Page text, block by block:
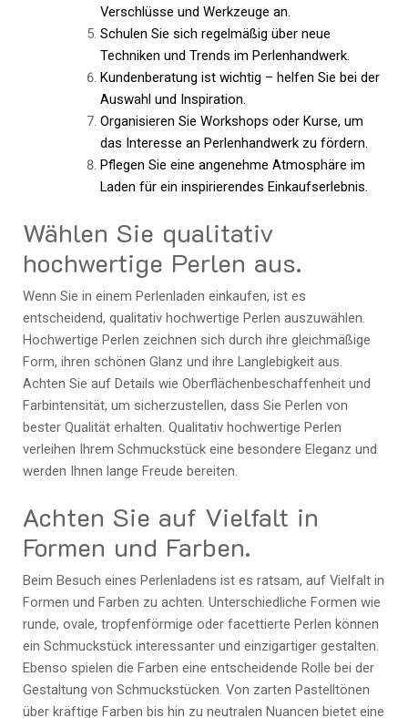
Verschlüsse und Werkzeuge an.
Schulen Sie sich regelmäßig über neue
Techniken und Trends im Perlenhandwerk.
Kundenberatung ist wichtig – helfen Sie bei der
Auswahl und Inspiration.
Organisieren Sie Workshops oder Kurse, um
das Interesse an Perlenhandwerk zu fördern.
Pflegen Sie eine angenehme Atmosphäre im
Laden für ein inspirierendes Einkaufserlebnis.
Wählen Sie qualitativ
hochwertige Perlen aus.
Wenn Sie in einem Perlenladen einkaufen, ist es
entscheidend, qualitativ hochwertige Perlen auszuwählen.
Hochwertige Perlen zeichnen sich durch ihre gleichmäßige
Form, ihren schönen Glanz und ihre Langlebigkeit aus.
Achten Sie auf Details wie Oberflächenbeschaffenheit und
Farbintensität, um sicherzustellen, dass Sie Perlen von
bester Qualität erhalten. Qualitativ hochwertige Perlen
verleihen Ihrem Schmuckstück eine besondere Eleganz und
werden Ihnen lange Freude bereiten.
Achten Sie auf Vielfalt in
Formen und Farben.
Beim Besuch eines Perlenladens ist es ratsam, auf Vielfalt in
Formen und Farben zu achten. Unterschiedliche Formen wie
runde, ovale, tropfenförmige oder facettierte Perlen können
ein Schmuckstück interessanter und einzigartiger gestalten.
Ebenso spielen die Farben eine entscheidende Rolle bei der
Gestaltung von Schmuckstücken. Von zarten Pastelltönen
über kräftige Farben bis hin zu neutralen Nuancen bietet eine